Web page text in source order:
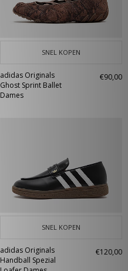
SNEL KOPEN
adidas Originals
Ghost Sprint Ballet
Dames
€90,00
SNEL KOPEN
adidas Originals
Handball Spezial
€120,00